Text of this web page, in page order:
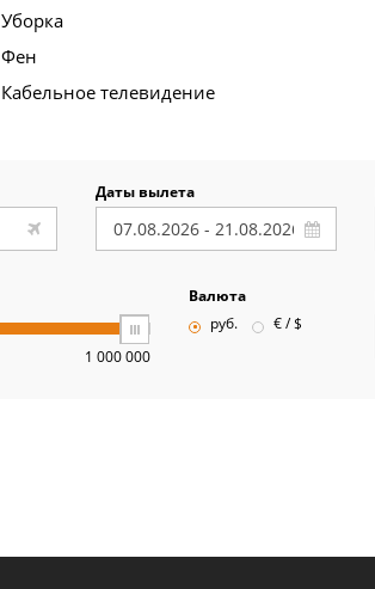
Уборка
Фен
Кабельное телевидение
Даты вылета
1 000 000
Валюта
руб.
€ / $